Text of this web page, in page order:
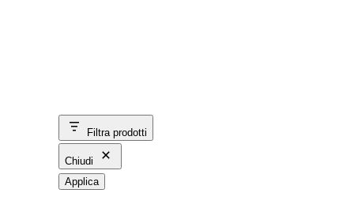
Filtra prodotti
Chiudi
Applica